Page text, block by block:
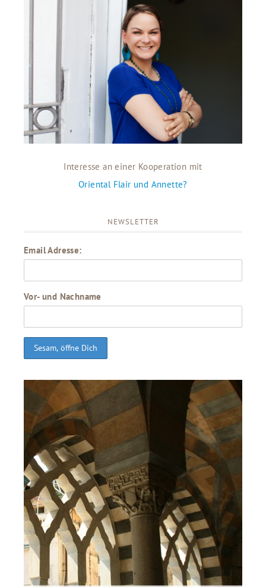
Interesse an einer Kooperation mit
Oriental Flair und Annette?
NEWSLETTER
Email Adresse:
Vor- und Nachname